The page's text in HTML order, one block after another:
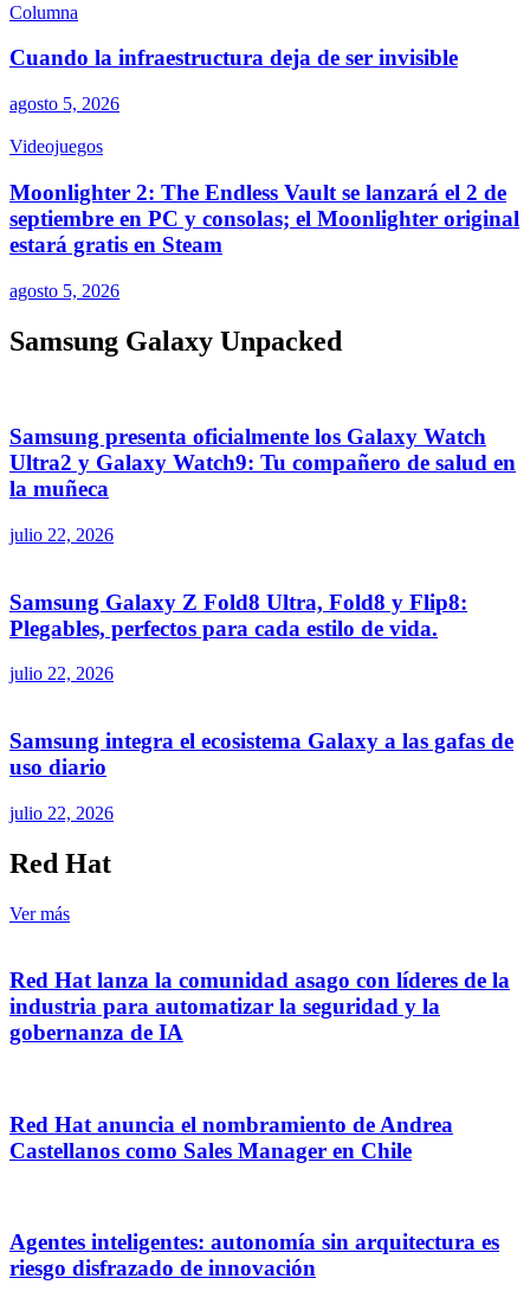
Columna
Cuando la infraestructura deja de ser invisible
agosto 5, 2026
Videojuegos
Moonlighter 2: The Endless Vault se lanzará el 2 de
septiembre en PC y consolas; el Moonlighter original
estará gratis en Steam
agosto 5, 2026
Samsung Galaxy Unpacked
Samsung presenta oficialmente los Galaxy Watch
Ultra2 y Galaxy Watch9: Tu compañero de salud en
la muñeca
julio 22, 2026
Samsung Galaxy Z Fold8 Ultra, Fold8 y Flip8:
Plegables, perfectos para cada estilo de vida.
julio 22, 2026
Samsung integra el ecosistema Galaxy a las gafas de
uso diario
julio 22, 2026
Red Hat
Ver más
Red Hat lanza la comunidad asago con líderes de la
industria para automatizar la seguridad y la
gobernanza de IA
Red Hat anuncia el nombramiento de Andrea
Castellanos como Sales Manager en Chile
Agentes inteligentes: autonomía sin arquitectura es
riesgo disfrazado de innovación